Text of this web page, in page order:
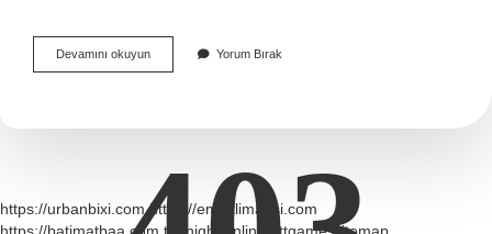
Devamını okuyunFormat
Ne
Yorum Bırak
https://urbanbixi.com https://emeklimaasi.com
https://batimatbaa.com.tr
knight online nttgame Sitemap